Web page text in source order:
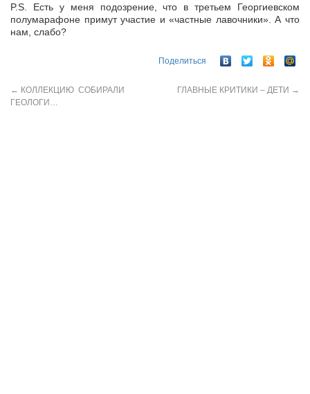
P.S. Есть у меня подозрение, что в третьем Георгиевском
полумарафоне примут участие и «частные лавочники». А что
нам, слабо?
Поделиться
← КОЛЛЕКЦИЮ СОБИРАЛИ
ГЕОЛОГИ…
ГЛАВНЫЕ КРИТИКИ – ДЕТИ →